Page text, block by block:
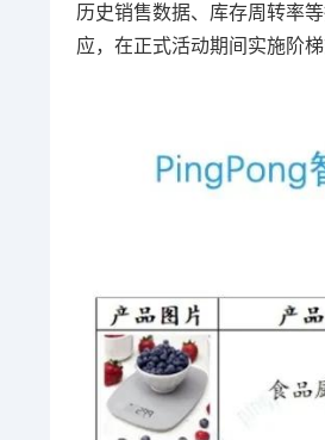
历史销售数据、库存周转率
应，在正式活动期间实施阶